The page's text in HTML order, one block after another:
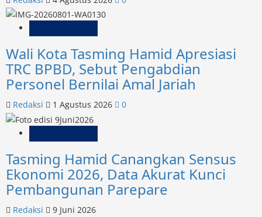
Wali Kota Tasming Hamid Apresiasi
TRC BPBD, Sebut Pengabdian
Personel Bernilai Amal Jariah
Redaksi 1 Agustus 2026 0
Tasming Hamid Canangkan Sensus
Ekonomi 2026, Data Akurat Kunci
Pembangunan Parepare
Redaksi 9 Juni 2026